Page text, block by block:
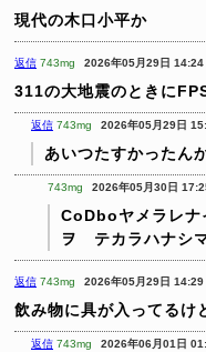
現代の木口小平か
返信 743mg 2026年05月29日 14:24
311の大地震のときに
返信 743mg 2026年05月29日
あいつたすかったん
743mg 2026年05月30日
CoDboヤメラレ
ヲ テカラハナシ
返信 743mg 2026年05月29日 14:29
飲み物に具が入ってるけ
返信 743mg 2026年06月01日